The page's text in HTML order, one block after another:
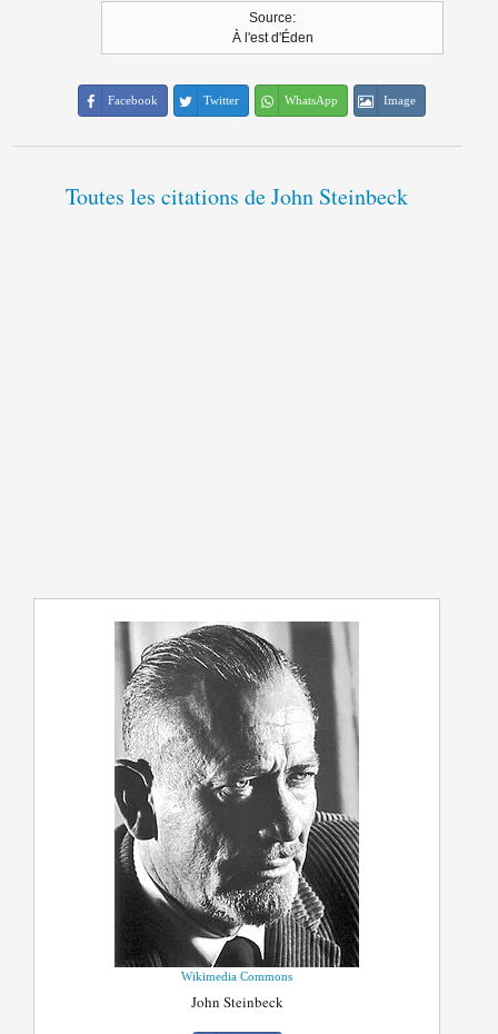
Source:
À l'est d'Éden
Facebook Twitter WhatsApp Image
Toutes les citations de John Steinbeck
Wikimedia Commons
John Steinbeck